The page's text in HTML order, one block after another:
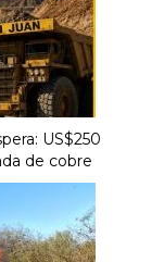
US$250
de cobre